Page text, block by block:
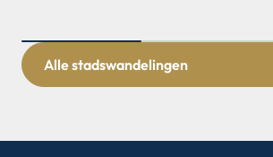
Alle stadswandelingen